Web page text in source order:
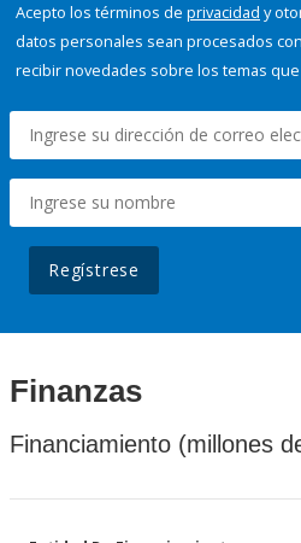
Acepto los términos de privacidad y
datos personales sean procesados
recibir novedades sobre los temas
Regístrese
Finanzas
Financiamiento (millones